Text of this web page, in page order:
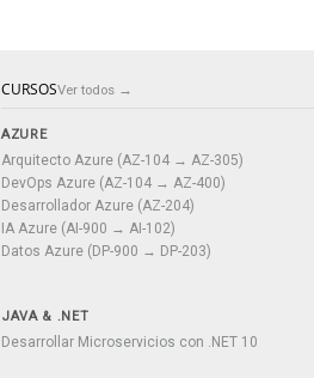
CURSOSVer todos →
AZURE
Arquitecto Azure (AZ-104 → AZ-305)
DevOps Azure (AZ-104 → AZ-400)
Desarrollador Azure (AZ-204)
IA Azure (AI-900 → AI-102)
Datos Azure (DP-900 → DP-203)
JAVA & .NET
Desarrollar Microservicios con .NET 10